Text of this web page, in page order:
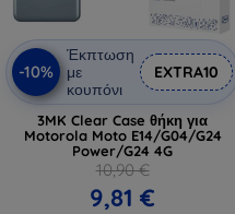
-10%
Έκπτωση
με
κουπόνι
EXTRA10
3MK Clear Case θήκη για
Motorola Moto E14/G04/G24
Power/G24 4G
10,90 €
9,81 €